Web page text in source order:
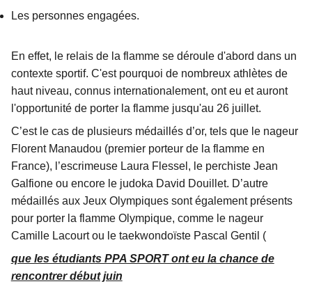
Les personnes engagées.
En effet, le relais de la flamme se déroule d'abord dans un
contexte sportif. C'est pourquoi de nombreux athlètes de
haut niveau, connus internationalement, ont eu et auront
l'opportunité de porter la flamme jusqu'au 26 juillet.
C’est le cas de plusieurs médaillés d’or, tels que le nageur
Florent Manaudou (premier porteur de la flamme en
France), l’escrimeuse Laura Flessel, le perchiste Jean
Galfione ou encore le judoka David Douillet. D’autre
médaillés aux Jeux Olympiques sont également présents
pour porter la flamme Olympique, comme le nageur
Camille Lacourt ou le taekwondoïste Pascal Gentil (
que les étudiants PPA SPORT ont eu la chance de
rencontrer début juin